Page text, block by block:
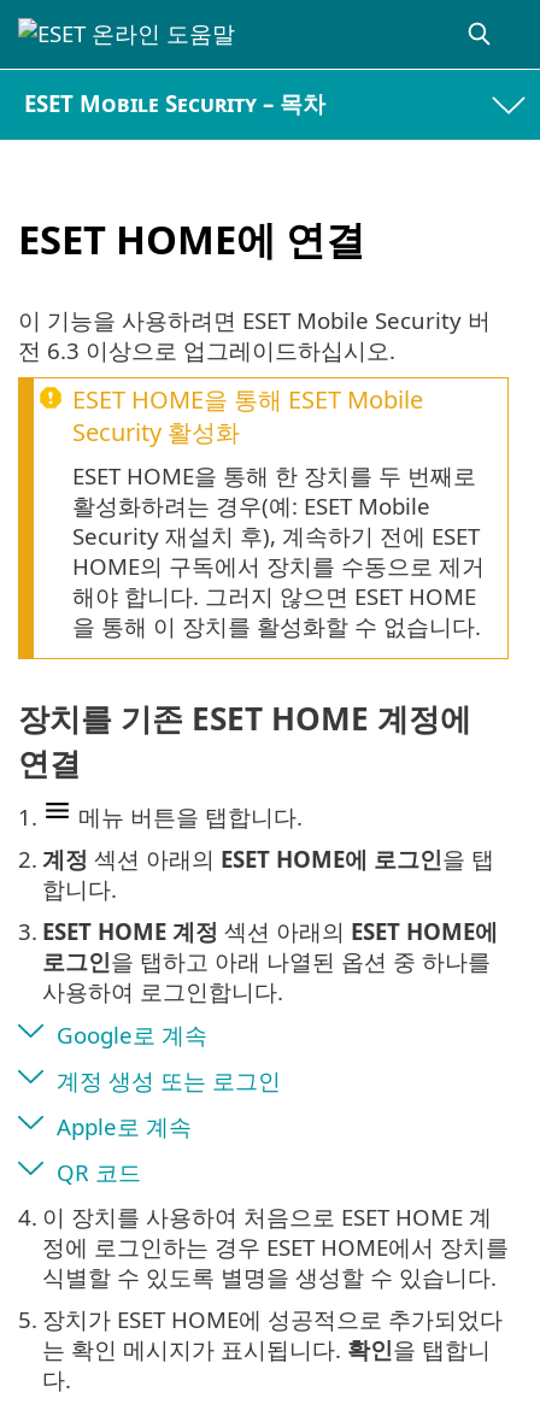
ESET Mobile Security – 목차
ESET HOME에 연결
이 기능을 사용하려면 ESET Mobile Security 버
전 6.3 이상으로 업그레이드하십시오.
ESET HOME을 통해 ESET Mobile
Security 활성화
ESET HOME을 통해 한 장치를 두 번째로
활성화하려는 경우(예: ESET Mobile
Security 재설치 후), 계속하기 전에 ESET
HOME의 구독에서 장치를 수동으로 제거
해야 합니다. 그러지 않으면 ESET HOME
을 통해 이 장치를 활성화할 수 없습니다.
장치를 기존 ESET HOME 계정에
연결
1.
메뉴 버튼을 탭합니다.
2. 계정 섹션 아래의 ESET HOME에 로그인을 탭
합니다.
3. ESET HOME 계정 섹션 아래의 ESET HOME에
로그인을 탭하고 아래 나열된 옵션 중 하나를
사용하여 로그인합니다.
Google로 계속
계정 생성 또는 로그인
Apple로 계속
QR 코드
4. 이 장치를 사용하여 처음으로 ESET HOME 계
정에 로그인하는 경우 ESET HOME에서 장치를
식별할 수 있도록 별명을 생성할 수 있습니다.
5. 장치가 ESET HOME에 성공적으로 추가되었다
는 확인 메시지가 표시됩니다. 확인을 탭합니
다.